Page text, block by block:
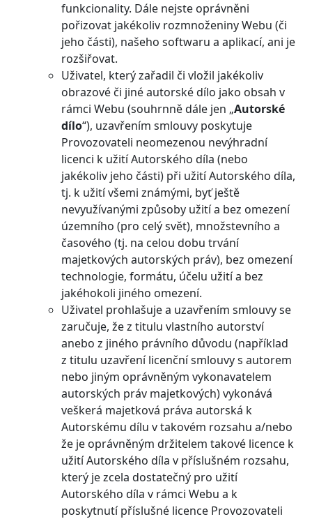
funkcionality. Dále nejste oprávněni
pořizovat jakékoliv rozmnoženiny Webu (či
jeho části), našeho softwaru a aplikací, ani je
rozšiřovat.
Uživatel, který zařadil či vložil jakékoliv
obrazové či jiné autorské dílo jako obsah v
rámci Webu (souhrnně dále jen „Autorské
dílo“), uzavřením smlouvy poskytuje
Provozovateli neomezenou nevýhradní
licenci k užití Autorského díla (nebo
jakékoliv jeho části) při užití Autorského díla,
tj. k užití všemi známými, byť ještě
nevyužívanými způsoby užití a bez omezení
územního (pro celý svět), množstevního a
časového (tj. na celou dobu trvání
majetkových autorských práv), bez omezení
technologie, formátu, účelu užití a bez
jakéhokoli jiného omezení.
Uživatel prohlašuje a uzavřením smlouvy se
zaručuje, že z titulu vlastního autorství
anebo z jiného právního důvodu (například
z titulu uzavření licenční smlouvy s autorem
nebo jiným oprávněným vykonavatelem
autorských práv majetkových) vykonává
veškerá majetková práva autorská k
Autorskému dílu v takovém rozsahu a/nebo
že je oprávněným držitelem takové licence k
užití Autorského díla v příslušném rozsahu,
který je zcela dostatečný pro užití
Autorského díla v rámci Webu a k
poskytnutí příslušné licence Provozovateli